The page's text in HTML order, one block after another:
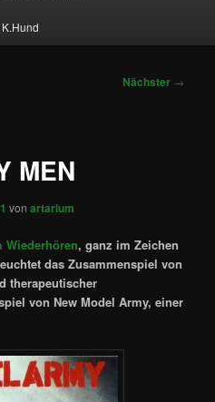
Nächster →
MEN
vonartarium
Wiederhören, ganz im Zeichen
das Zusammenspiel von
therapeutischer
von New Model Army, einer